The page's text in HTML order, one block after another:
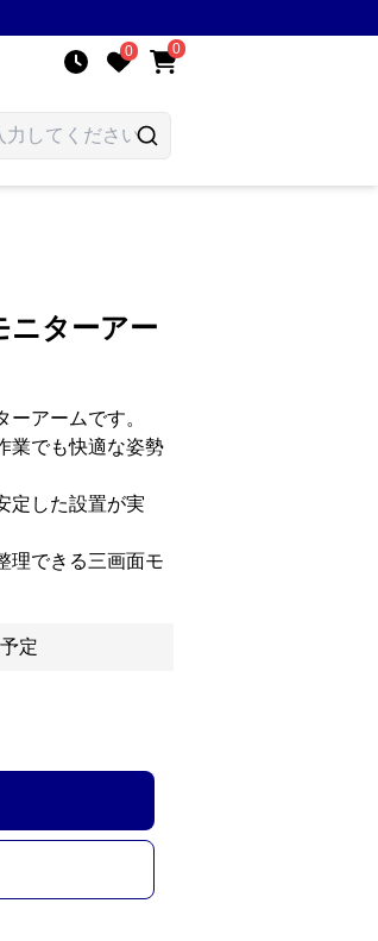
0 0
ニターアー
アームです。
業でも快適な姿勢
定した設置が実
理できる三画面モ
定